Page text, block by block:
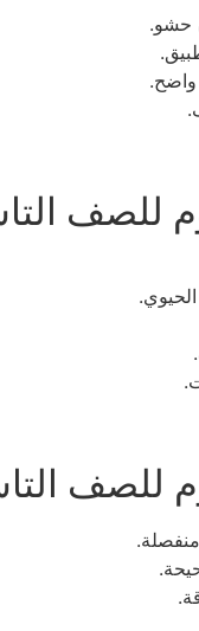
حشو.
واضح.
للصف
للصف